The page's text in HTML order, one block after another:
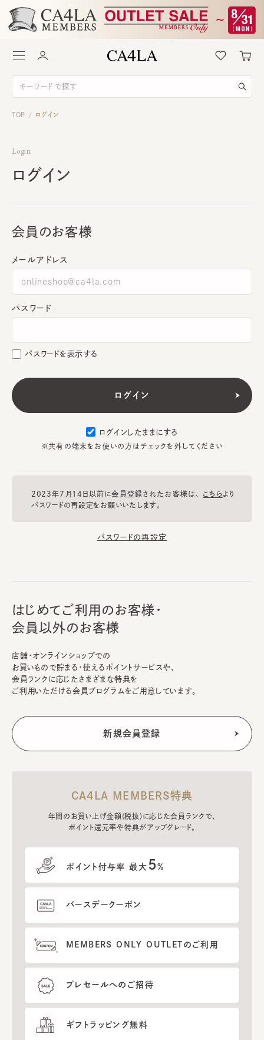
TOP / ログイン
Login
ログイン
会員のお客様
メールアドレス
パスワード
パスワードを表示する
ログインしたままにする
※共有の端末をお使いの方はチェックを外してください
2023年7月14日以前に会員登録されたお客様は、 こちらより
パスワードの再設定をお願いいたします。
パスワードの再設定
はじめてご利用のお客様・
会員以外のお客様
店舗・オンラインショップでの
お買いもので貯まる・使えるポイントサービスや、
会員ランクに応じたさまざまな特典を
ご利用いただける会員プログラムをご用意しています。
CA4LA MEMBERS特典
年間のお買い上げ金額(税抜)に応じた会員ランクで、
ポイント還元率や特典がアップグレード。
ポイント付与率 最大 5%
バースデークーポン
MEMBERS ONLY OUTLETのご利用
プレセールへのご招待
ギフトラッピング無料